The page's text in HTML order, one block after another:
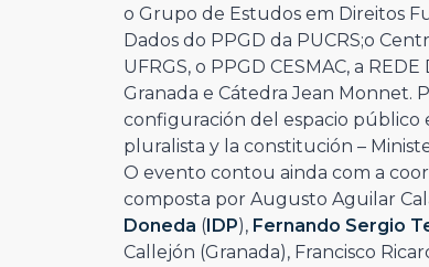
o Grupo de Estudos em Direitos
Dados do PPGD da PUCRS;o
UFRGS, o PPGD CESMAC, a
Granada e Cátedra Jean Monnet.
configuración del espacio público
pluralista y la constitución –
O evento contou ainda com a
composta por Augusto Aguilar
Doneda ( IDP), Fernando Sergio
Callejón (Granada), Francisco